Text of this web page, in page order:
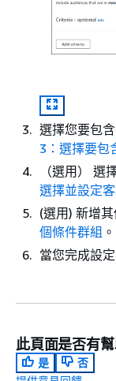
選擇您要包
3：選擇要包
（選用） 選
選擇並設定
(選用) 新增
個條件群組 。
當您完成設
此頁面是否有幫
是
否